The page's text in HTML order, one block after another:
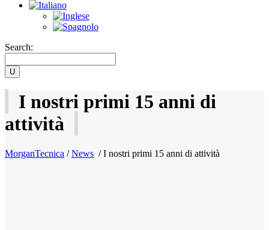
Search:
I nostri primi 15 anni di
attività
MorganTecnica /News /I nostri primi 15 anni di attività